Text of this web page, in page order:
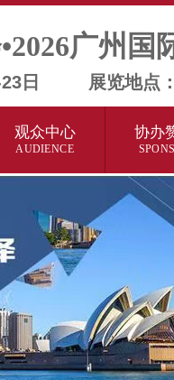
广州国
23日 展览地点
观众中心
AUDIENCE
协办